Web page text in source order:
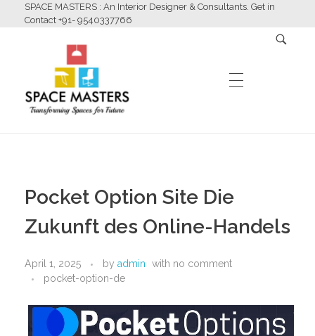
SPACE MASTERS : An Interior Designer & Consultants. Get in
Contact +91- 9540337766
Space Masters
Interior Designer & Consultants
ABOUT US
SERVICES
DESIGN CONSULTANCY
PORTFOLIO
Pocket Option Site Die
Zukunft des Online-Handels
April 1, 2025 by admin with no comment
pocket-option-de